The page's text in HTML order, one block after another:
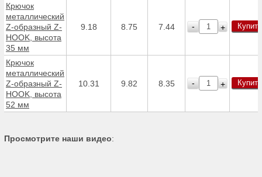
Крючок
металлический
Z-образный Z-
HOOK, высота
35 мм
9.18 8.75 7.44 - + Купить
Крючок
металлический
Z-образный Z-
HOOK, высота
52 мм
10.31 9.82 8.35 - + Купить
Просмотрите наши видео: